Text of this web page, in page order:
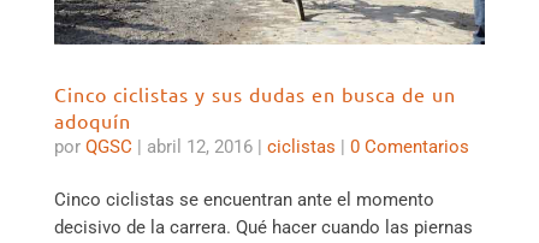
Cinco ciclistas y sus dudas en busca de un
adoquín
por QGSC | abril 12, 2016 | ciclistas | 0 Comentarios
Cinco ciclistas se encuentran ante el momento
decisivo de la carrera. Qué hacer cuando las piernas